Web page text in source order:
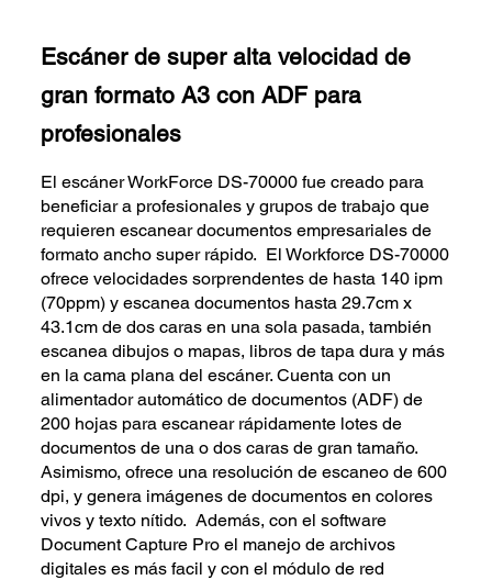
Escáner de super alta velocidad de
gran formato A3 con ADF para
profesionales
El escáner WorkForce DS-70000 fue creado para
beneficiar a profesionales y grupos de trabajo que
requieren escanear documentos empresariales de
formato ancho super rápido. El Workforce DS-70000
ofrece velocidades sorprendentes de hasta 140 ipm
(70ppm) y escanea documentos hasta 29.7cm x
43.1cm de dos caras en una sola pasada, también
escanea dibujos o mapas, libros de tapa dura y más
en la cama plana del escáner. Cuenta con un
alimentador automático de documentos (ADF) de
200 hojas para escanear rápidamente lotes de
documentos de una o dos caras de gran tamaño.
Asimismo, ofrece una resolución de escaneo de 600
dpi, y genera imágenes de documentos en colores
vivos y texto nítido. Además, con el software
Document Capture Pro el manejo de archivos
digitales es más facil y con el módulo de red